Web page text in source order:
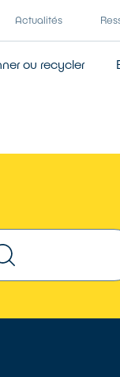
Actualités
ou recycler